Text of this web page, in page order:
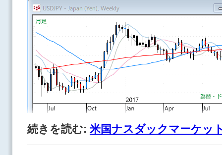
続きを読む: 米国ナスダックマーケッ